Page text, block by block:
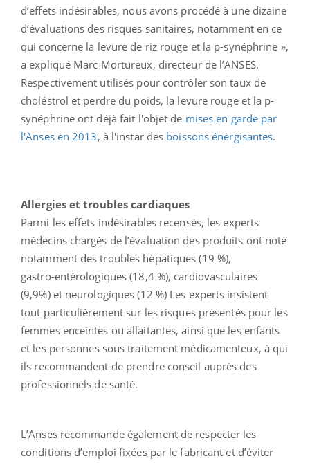
d’effets indésirables, nous avons procédé à une dizaine
d’évaluations des risques sanitaires, notamment en ce
qui concerne la levure de riz rouge et la p-synéphrine »,
a expliqué Marc Mortureux, directeur de l’ANSES.
Respectivement utilisés pour contrôler son taux de
choléstrol et perdre du poids, la levure rouge et la p-
synéphrine ont déjà fait l'objet de mises en garde par
l'Anses en 2013, à l'instar des boissons énergisantes.
Allergies et troubles cardiaques
Parmi les effets indésirables recensés, les experts
médecins chargés de l’évaluation des produits ont noté
notamment des troubles hépatiques (19 %),
gastro-entérologiques (18,4 %), cardiovasculaires
(9,9%) et neurologiques (12 %) Les experts insistent
tout particulièrement sur les risques présentés pour les
femmes enceintes ou allaitantes, ainsi que les enfants
et les personnes sous traitement médicamenteux, à qui
ils recommandent de prendre conseil auprès des
professionnels de santé.
L’Anses recommande également de respecter les
conditions d’emploi fixées par le fabricant et d’éviter